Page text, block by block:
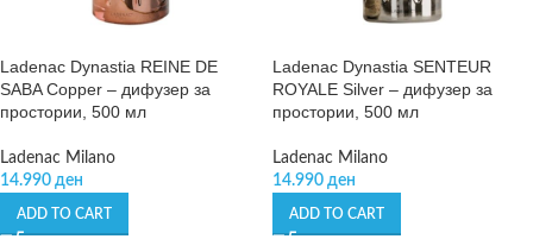
Ladenac Dynastia REINE DE
SABA Copper – дифузер за
простории, 500 мл
Ladenac Milano
14.990 ден
ADD TO CART
Ladenac Dynastia SENTEUR
ROYALE Silver – дифузер за
простории, 500 мл
Ladenac Milano
14.990 ден
ADD TO CART